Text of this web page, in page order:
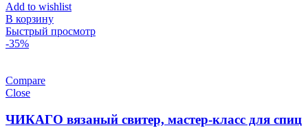
Add to wishlist
В корзину
Быстрый просмотр
-35%
Compare
Close
ЧИКАГО вязаный свитер, мастер-класс для спиц